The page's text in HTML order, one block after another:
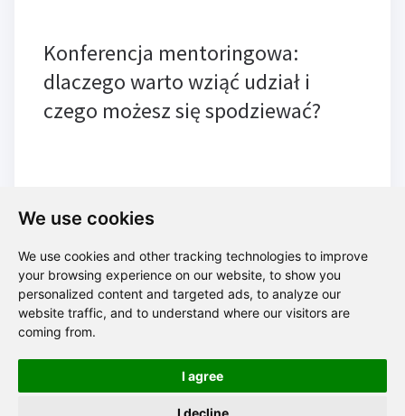
We use cookies
We use cookies and other tracking technologies to improve
your browsing experience on our website, to show you
personalized content and targeted ads, to analyze our
website traffic, and to understand where our visitors are
coming from.
I agree
I decline
Konferencja mentoringowa:
dlaczego warto wziąć udział i
czego możesz się spodziewać?
Blog